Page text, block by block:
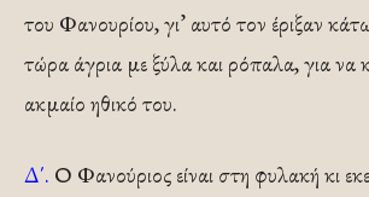
του Φανουρίου, γι’ αυτό τον έριξαν
τώρα άγρια με ξύλα και ρόπαλα, για να
ακμαίο ηθικό του.
Δ΄. Ο Φανούριος είναι στη φυλακή κι